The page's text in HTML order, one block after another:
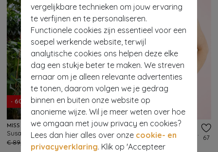
vergelijkbare technieken om jouw ervaring
te verfijnen en te personaliseren.
Functionele cookies zijn essentieel voor een
soepel werkende website, terwijl
analytische cookies ons helpen deze elke
dag een stukje beter te maken. We streven
ernaar om je alleen relevante advertenties
te tonen, daarom volgen we je gedrag
binnen en buiten onze website op
anonieme wijze. Wil je meer weten over hoe
we omgaan met jouw privacy en cookies?
Lees dan hier alles over onze cookie- en
privacyverklaring. Klik op 'Accepteer
- 60%
MISS CANDYFLOSS
Susan May Striped blouse in rood en wit
€ 89,95
€ 35,95
75
- 60%
BLUTSGESCHWISTER
€ 39,95
67